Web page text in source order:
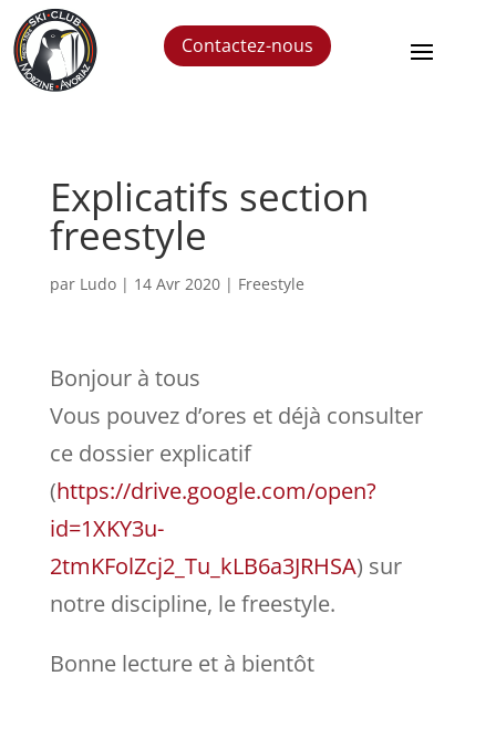
Contactez-nous
Explicatifs section
freestyle
par Ludo| 14 Avr 2020| Freestyle
Bonjour à tous
Vous pouvez d’ores et déjà consulter
ce dossier explicatif
(https://drive.google.com/open?
id=1XKY3u-
2tmKFolZcj2_Tu_kLB6a3JRHSA) sur
notre discipline, le freestyle.
Bonne lecture et à bientôt